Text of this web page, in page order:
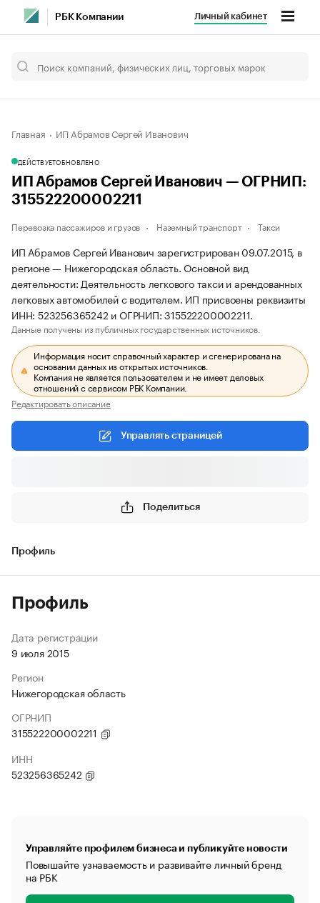
РБК Компании Личный кабинет
Главная ИП Абрамов Сергей Иванович
ДЕЙСТВУЕТОБНОВЛЕНО
ИП Абрамов Сергей Иванович — ОГРНИП:
315522200002211
Перевозка пассажиров и грузов Наземный транспорт Такси
ИП Абрамов Сергей Иванович зарегистрирован 09.07.2015, в
регионе — Нижегородская область. Основной вид
деятельности: Деятельность легкового такси и арендованных
легковых автомобилей с водителем. ИП присвоены реквизиты
ИНН: 523256365242 и ОГРНИП: 315522200002211.
Данные получены из публичных государственных источников.
Информация носит справочный характер и сгенерирована на
основании данных из открытых источников.
Компания не является пользователем и не имеет деловых
отношений с сервисом РБК Компании.
Редактировать описание
Управлять страницей
Поделиться
Профиль
Профиль
Дата регистрации
9 июля 2015
Регион
Нижегородская область
ОГРНИП
315522200002211
ИНН
523256365242
Управляйте профилем бизнеса и публикуйте новости
Повышайте узнаваемость и развивайте личный бренд
на РБК